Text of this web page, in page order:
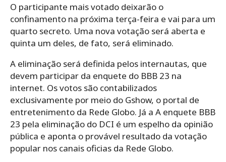
O participante mais votado deixarão o
confinamento na próxima terça-feira e vai para um
quarto secreto. Uma nova votação será aberta e
quinta um deles, de fato, será eliminado.
A eliminação será definida pelos internautas, que
devem participar da enquete do BBB 23 na
internet. Os votos são contabilizados
exclusivamente por meio do Gshow, o portal de
entretenimento da Rede Globo. Já a A enquete BBB
23 pela eliminação do DCI é um espelho da opinião
pública e aponta o provável resultado da votação
popular nos canais oficias da Rede Globo.